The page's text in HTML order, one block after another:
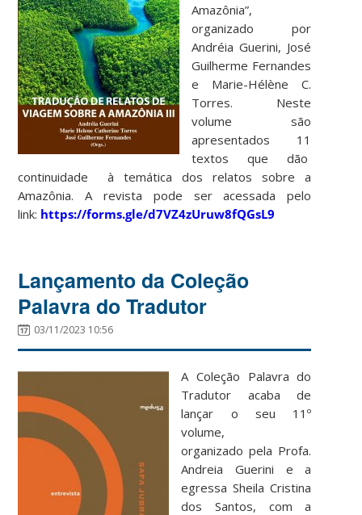
Amazônia”,
organizado por
Andréia Guerini, José
Guilherme Fernandes
e Marie-Hélène C.
Torres. Neste
volume são
apresentados 11
textos que dão
continuidade à temática dos relatos sobre a
Amazônia. A revista pode ser acessada pelo
link: https://forms.gle/d7VZ4zUruw8fQGsL9
Lançamento da Coleção
Palavra do Tradutor
03/11/2023 10:56
A Coleção Palavra do
Tradutor acaba de
lançar o seu 11º
volume,
organizado pela Profa.
Andreia Guerini e a
egressa Sheila Cristina
dos Santos, com a